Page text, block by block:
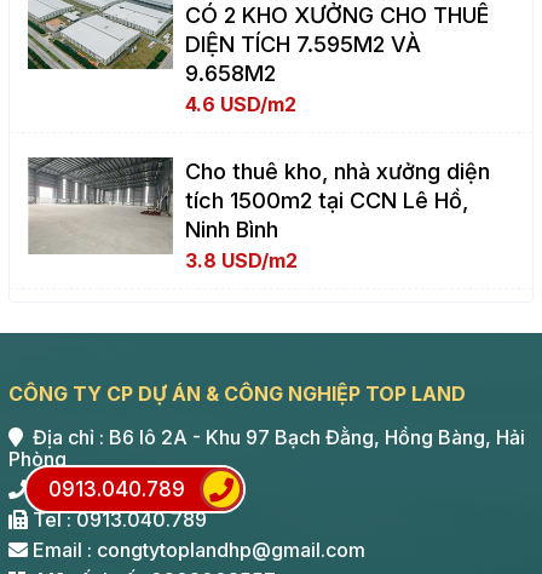
CÓ 2 KHO XƯỞNG CHO THUÊ
DIỆN TÍCH 7.595M2 VÀ
9.658M2
4.6 USD/m2
Cho thuê kho, nhà xưởng diện
tích 1500m2 tại CCN Lê Hồ,
Ninh Bình
3.8 USD/m2
CÔNG TY CP DỰ ÁN & CÔNG NGHIỆP TOP LAND
Địa chỉ : B6 lô 2A - Khu 97 Bạch Đằng, Hồng Bàng, Hải
Phòng
Hotline : 0913.040.789
Tel : 0913.040.789
Email : congtytoplandhp@gmail.com
0913.040.789